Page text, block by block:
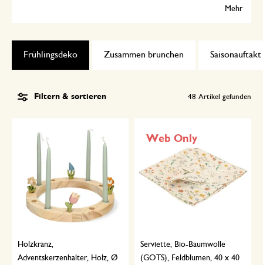
Mehr
Frühlingsdeko Zusammen brunchen​
Filtern & sortieren 48 Artikel gefunden
Holzkranz,
Adventskerzenhalter, Holz, Ø
Web Only
Serviette, Bio-Baumwolle
(GOTS), Feldblumen, 40 x 40